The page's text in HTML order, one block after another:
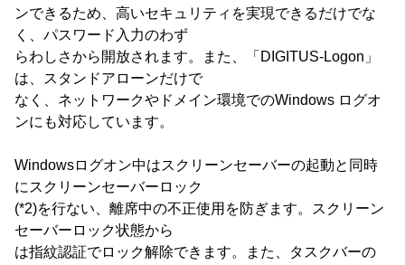
ンできるため、高いセキュリティを実現できるだけでな
く、パスワード入力のわず
らわしさから開放されます。また、「DIGITUS-Logon」
は、スタンドアローンだけで
なく、ネットワークやドメイン環境でのWindows ログオ
ンにも対応しています。
Windowsログオン中はスクリーンセーバーの起動と同時
にスクリーンセーバーロック
(*2)を行ない、離席中の不正使用を防ぎます。スクリーン
セーバーロック状態から
は指紋認証でロック解除できます。また、タスクバーの